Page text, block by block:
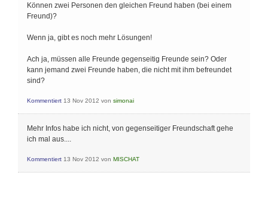
Können zwei Personen den gleichen Freund haben (bei einem
Freund)?
Wenn ja, gibt es noch mehr Lösungen!
Ach ja, müssen alle Freunde gegenseitig Freunde sein? Oder
kann jemand zwei Freunde haben, die nicht mit ihm befreundet
sind?
Kommentiert 13 Nov 2012 von simonai
Mehr Infos habe ich nicht, von gegenseitiger Freundschaft gehe
ich mal aus....
Kommentiert 13 Nov 2012 von MISCHAT